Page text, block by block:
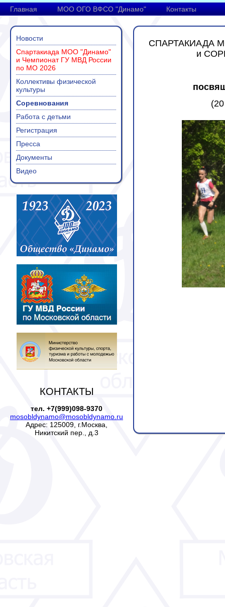
Главная МОО ОГО ВФСО "Динамо" Контакты
Новости
Спартакиада МОО "Динамо"
и Чемпионат ГУ МВД России
по МО 2026
Коллективы физической
культуры
Соревнования
Работа с детьми
Регистрация
Пресса
Документы
Видео
КОНТАКТЫ
тел. +7(999)098-9370
mosobldynamo@mosobldynamo.ru
Адрес: 125009, г.Москва,
Никитский пер., д.3
СПАРТАКИАДА
и